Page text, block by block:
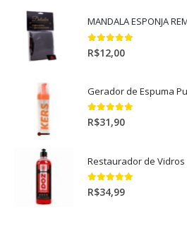
MANDALA ESPONJA
5.00out of 5
R$12,00
Gerador de Espuma
5.00 out of 5
R$31,90
Restaurador de Vidros
5.00out of 5
R$34,99